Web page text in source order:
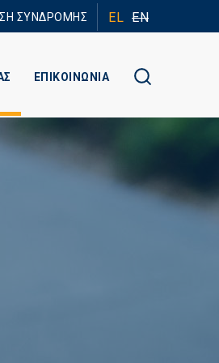
ΣΥΝΔΡΟΜΗΣ EL EN
ΕΠΙΚΟΙΝΩΝΙΑ